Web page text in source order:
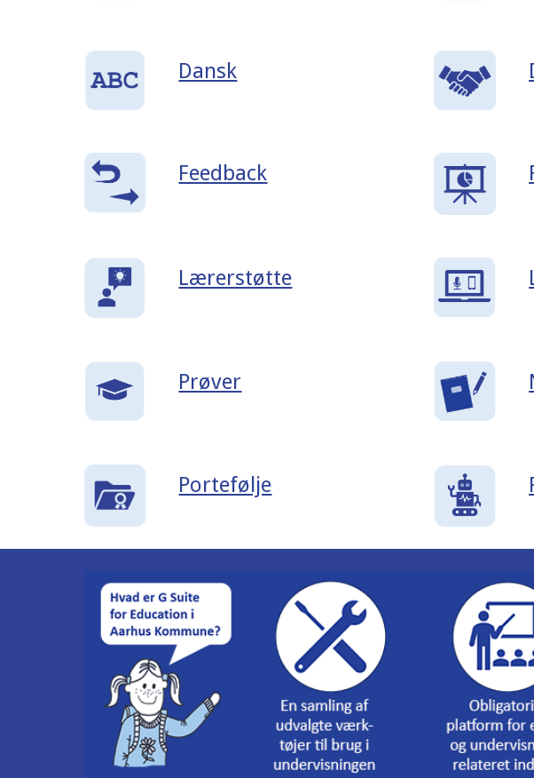
Dansk
Feedback
Lærerstøtte
Prøver
Portefølje